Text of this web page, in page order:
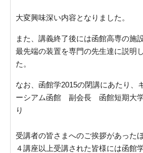
大変興味深い内容となりました。
また、講義終了後には函館高専の施
最先端の装置を専門の先生達に説明
た。
なお、函館学2015の閉講にあたり、
ーシアム函館 副会長 函館短期大
り
受講者の皆さまへのご挨拶があった
４講座以上受講された皆様には函館